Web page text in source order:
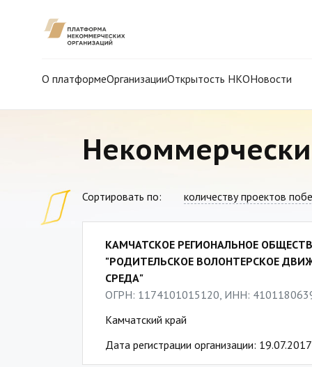
О платформеОрганизацииОткрытость НКОНовости
Сортировать по: количеству проектов
КАМЧАТСКОЕ РЕГИОНАЛЬНОЕ
"РОДИТЕЛЬСКОЕ ВОЛОНТЕРСКОЕ
СРЕДА"
ОГРН: 1174101015120, ИНН:
Камчатский край
Дата регистрации организации: 19.07.2017